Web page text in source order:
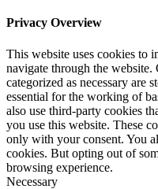
Privacy Overview
This website uses cookies to
navigate through the website.
categorized as necessary are
essential for the working of
also use third-party cookies
you use this website. These
only with your consent. You
cookies. But opting out of
browsing experience.
Necessary